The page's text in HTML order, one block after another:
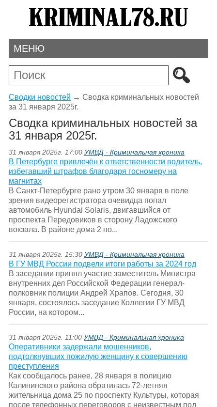
МЕНЮ
Сводки новостей → Сводка криминальных новостей
за 31 января 2025г.
Сводка криминальных новостей за
31 января 2025г.
31 января 2025г. 17:00 УМВД - Криминальная хроника
В Петербурге привлечён к ответственности водитель,
избегавший штрафов благодаря госномеру на
магнитах
В Санкт-Петербурге рано утром 30 января в поле
зрения видеорегистратора очевидца попал
автомобиль Hyundai Solaris, двигавшийся от
проспекта Передовиков в сторону Ладожского
вокзала. В районе дома 2 по...
31 января 2025г. 15:30 УМВД - Криминальная хроника
В ГУ МВД России подвели итоги работы за 2024 год
В заседании принял участие заместитель Министра
внутренних дел Российской Федерации генерал-
полковник полиции Андрей Храпов. Сегодня, 30
января, состоялось заседание Коллегии ГУ МВД
России, на котором...
31 января 2025г. 11:00 УМВД - Криминальная хроника
Оперативники задержали мошенников,
подтолкнувших пожилую женщину к совершению
преступления
Как сообщалось ранее, 28 января в полицию
Калининского района обратилась 72-летняя
жительница дома 25 по проспекту Культуры, которая
после телефонных переговоров с неизвестным под